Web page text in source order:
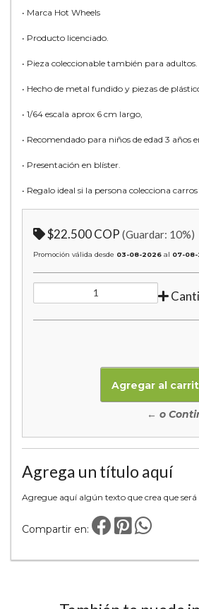
• Marca Hot Wheels
• Producto licenciado.
• Pieza coleccionable también para adultos.
• Hecho de metal fundido y piezas de
• 1/64 escala aprox 6 cm largo,
• Recomendado para niños de edad 3 años
• Presentación en blíster.
• Regalo ideal si la persona colecciona
$22.500 COP (Guardar: 10%)
Promoción válida desde 03-08-2026 al 07-
← o
Agrega un título aquí
Agregue aquí algún texto que crea que
Compartir en: